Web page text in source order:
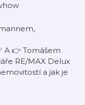
A 👉 Tomášem
RE/MAX Delux
a jak je